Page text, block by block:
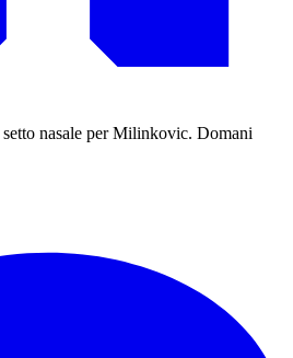
nasale per Milinkovic. Domani